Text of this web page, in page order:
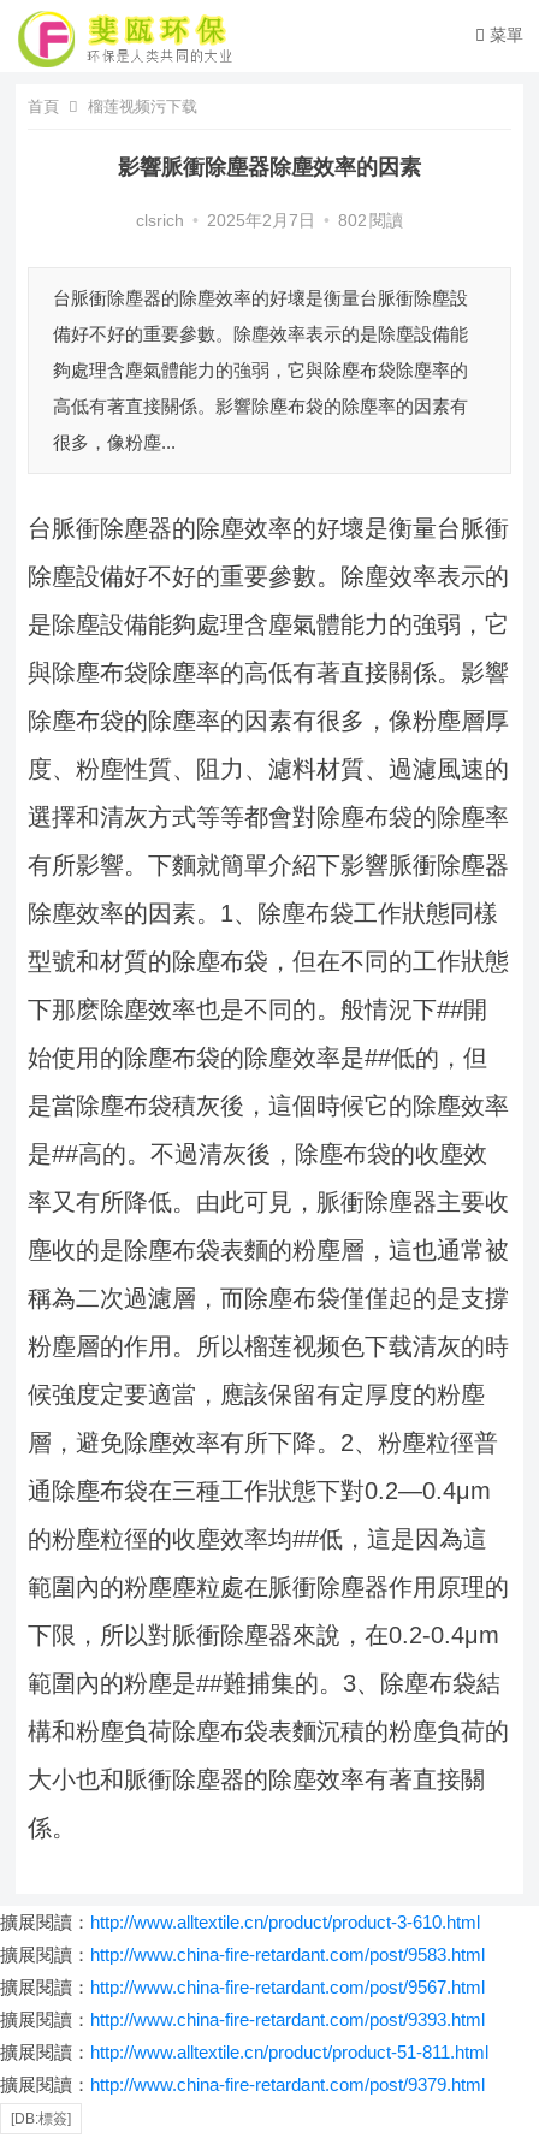
菜單
首頁 榴莲视频污下载
影響脈衝除塵器除塵效率的因素
clsrich • 2025年2月7日 • 802 閱讀
台脈衝除塵器的除塵效率的好壞是衡量台脈衝除塵設
備好不好的重要參數。除塵效率表示的是除塵設備能
夠處理含塵氣體能力的強弱，它與除塵布袋除塵率的
高低有著直接關係。影響除塵布袋的除塵率的因素有
很多，像粉塵...
台脈衝除塵器的除塵效率的好壞是衡量台脈衝
除塵設備好不好的重要參數。 除塵效率表示的
是除塵設備能夠處理含塵氣體能力的強弱，它
與除塵布袋除塵率的高低有著直接關係。影響
除塵布袋的除塵率的因素有很多，像粉塵層厚
度、粉塵性質、阻力、濾料材質、過濾風速的
選擇和清灰方式等等都會對除塵布袋的除塵率
有所影響。下麵就簡單介紹下影響脈衝除塵器
除塵效率的因素。 1、除塵布袋工作狀態同樣
型號和材質的除塵布袋，但在不同的工作狀態
下那麽除塵效率也是不同的。般情況下##開
始使用的除塵布袋的除塵效率是##低的，但
是當除塵布袋積灰後，這個時候它的除塵效率
是##高的。不過清灰後，除塵布袋的收塵效
率又有所降低。 由此可見，脈衝除塵器主要收
塵收的是除塵布袋表麵的粉塵層，這也通常被
稱為二次過濾層，而除塵布袋僅僅起的是支撐
粉塵層的作用。所以榴莲视频色下载清灰的時
候強度定要適當，應該保留有定厚度的粉塵
層，避免除塵效率有所下降。 2、粉塵粒徑普
通除塵布袋在三種工作狀態下對0.2—0.4μm
的粉塵粒徑的收塵效率均##低，這是因為這
範圍內的粉塵塵粒處在脈衝除塵器作用原理的
下限，所以對脈衝除塵器來說，在0.2-0.4μm
範圍內的粉塵是##難捕集的。 3、除塵布袋結
構和粉塵負荷除塵布袋表麵沉積的粉塵負荷的
大小也和脈衝除塵器的除塵效率有著直接關
係。
擴展閱讀： http://www.alltextile.cn/product/product-3-610.html
擴展閱讀： http://www.china-fire-retardant.com/post/9583.html
擴展閱讀： http://www.china-fire-retardant.com/post/9567.html
擴展閱讀： http://www.china-fire-retardant.com/post/9393.html
擴展閱讀： http://www.alltextile.cn/product/product-51-811.html
擴展閱讀： http://www.china-fire-retardant.com/post/9379.html
[DB:標簽]